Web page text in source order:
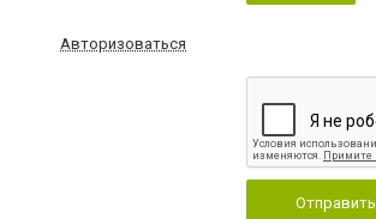
Авторизоваться
Отправить